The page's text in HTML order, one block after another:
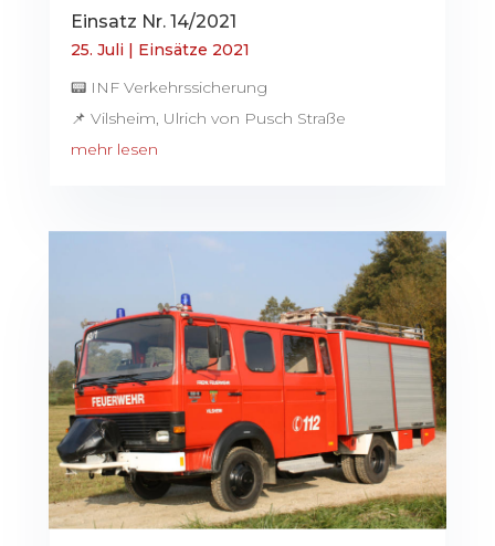
Einsatz Nr. 14/2021
25. Juli
Einsätze 2021
📟 INF Verkehrssicherung
📌 Vilsheim, Ulrich von Pusch Straße
mehr lesen